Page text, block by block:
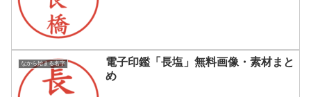
なから始まる名字
電子印鑑「長塩」無料画像・素材まと
め